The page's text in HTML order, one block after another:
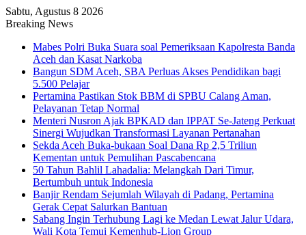
Sabtu, Agustus 8 2026
Breaking News
Mabes Polri Buka Suara soal Pemeriksaan Kapolresta Banda
Aceh dan Kasat Narkoba
Bangun SDM Aceh, SBA Perluas Akses Pendidikan bagi
5.500 Pelajar
Pertamina Pastikan Stok BBM di SPBU Calang Aman,
Pelayanan Tetap Normal
Menteri Nusron Ajak BPKAD dan IPPAT Se-Jateng Perkuat
Sinergi Wujudkan Transformasi Layanan Pertanahan
Sekda Aceh Buka-bukaan Soal Dana Rp 2,5 Triliun
Kementan untuk Pemulihan Pascabencana
50 Tahun Bahlil Lahadalia: Melangkah Dari Timur,
Bertumbuh untuk Indonesia
Banjir Rendam Sejumlah Wilayah di Padang, Pertamina
Gerak Cepat Salurkan Bantuan
Sabang Ingin Terhubung Lagi ke Medan Lewat Jalur Udara,
Wali Kota Temui Kemenhub-Lion Group